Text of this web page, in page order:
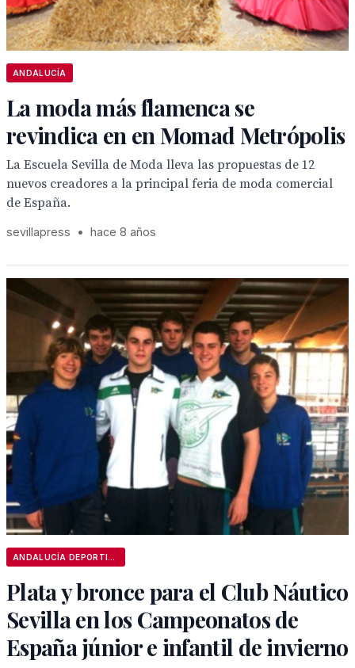
ANDALUCÍA
La moda más flamenca se
revindica en en Momad Metrópolis
La Escuela Sevilla de Moda lleva las propuestas de 12
nuevos creadores a la principal feria de moda comercial
de España.
sevillapress • hace 8 años
Plata y bronce para el Club Náutico
Sevilla en los Campeonatos de
España júnior e infantil de invierno